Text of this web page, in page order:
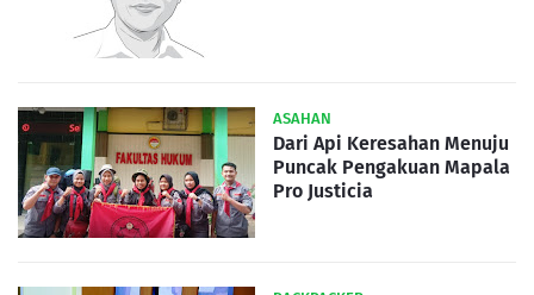
ASAHAN
Dari Api Keresahan Menuju
Puncak Pengakuan Mapala
Pro Justicia